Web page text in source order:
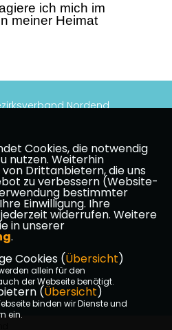
ich mich im
meiner Heimat
Nordend
Kontakt
Cookies, die notwendig
nutzen. Weiterhin
Drittanbietern, die uns
zu verbessern (Website-
bestimmter
Einwilligung. Ihre
widerrufen. Weitere
in unserer
.
Cookies (Übersicht)
allein für den
der Webseite benötigt.
(Übersicht)
binden wir Dienste und
ein.